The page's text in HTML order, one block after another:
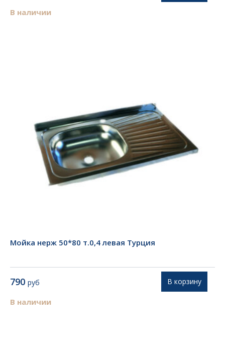
В наличии
Мойка нерж 50*80 т.0,4 левая Турция
790 руб
В наличии
В корзину